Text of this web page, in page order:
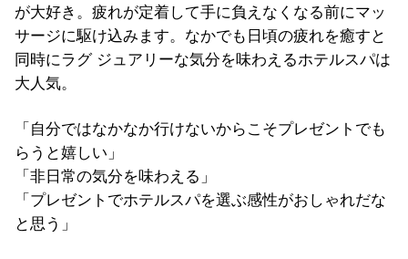
が大好き。疲れが定着して手に負えなくなる前にマッ
サージに駆け込みます。なかでも日頃の疲れを癒すと
同時にラグ ジュアリーな気分を味わえるホテルスパは
大人気。
「自分ではなかなか行けないからこそプレゼントでも
らうと嬉しい」
「非日常の気分を味わえる」
「プレゼントでホテルスパを選ぶ感性がおしゃれだな
と思う」